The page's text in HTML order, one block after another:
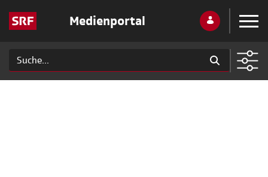
Medienportal